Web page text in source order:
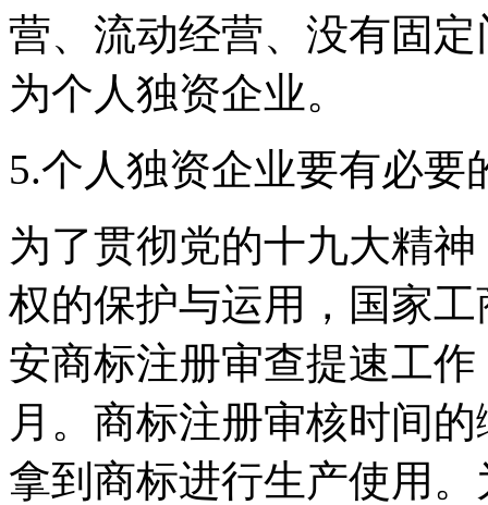
营、流动经营、没有固
为个人独资企业。
5.个人独资企业要有必要
为了贯彻党的十九大精
权的保护与运用，国家
安商标注册审查提速工
月。商标注册审核时间
拿到商标进行生产使用